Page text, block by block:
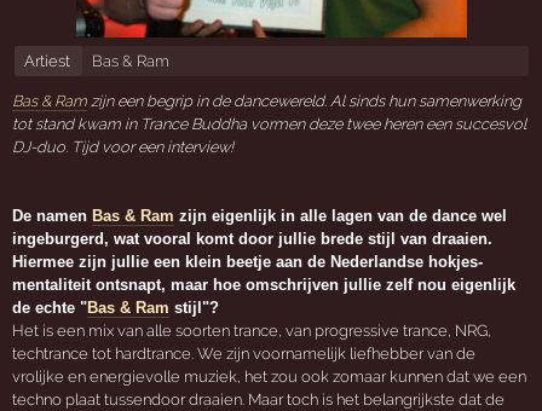
Artiest Bas & Ram
Bas & Ram zijn een begrip in de dancewereld. Al sinds hun samenwerking
tot stand kwam in Trance Buddha vormen deze twee heren een succesvol
DJ-duo. Tijd voor een interview!
De namen Bas & Ram zijn eigenlijk in alle lagen van de dance wel
ingeburgerd, wat vooral komt door jullie brede stijl van draaien.
Hiermee zijn jullie een klein beetje aan de Nederlandse hokjes-
mentaliteit ontsnapt, maar hoe omschrijven jullie zelf nou eigenlijk
de echte "Bas & Ram stijl"?
Het is een mix van alle soorten trance, van progressive trance, NRG,
techtrance tot hardtrance. We zijn voornamelijk liefhebber van de
vrolijke en energievolle muziek, het zou ook zomaar kunnen dat we een
techno plaat tussendoor draaien. Maar toch is het belangrijkste dat de